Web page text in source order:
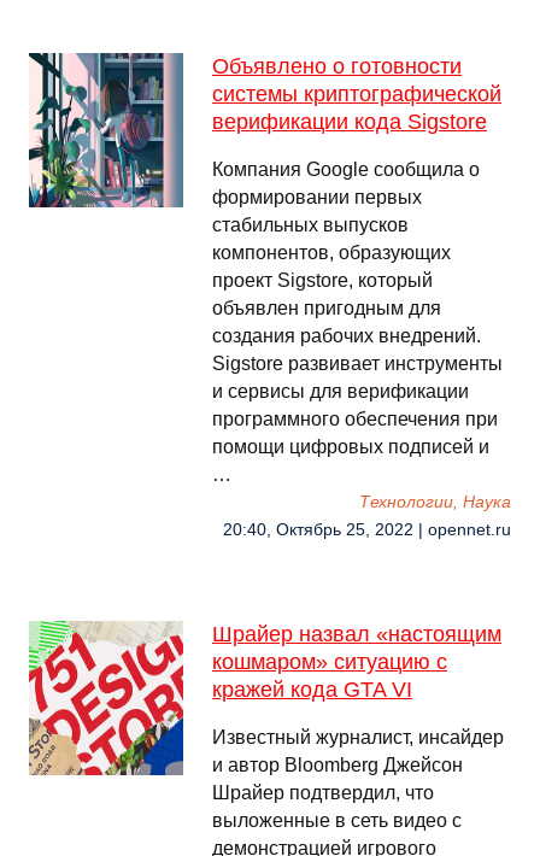
Объявлено о готовности
системы криптографической
верификации кода Sigstore
Компания Google сообщила о
формировании первых
стабильных выпусков
компонентов, образующих
проект Sigstore, который
объявлен пригодным для
создания рабочих внедрений.
Sigstore развивает инструменты
и сервисы для верификации
программного обеспечения при
помощи цифровых подписей и
…
Технологии, Наука
20:40, Октябрь 25, 2022 | opennet.ru
Шрайер назвал «настоящим
кошмаром» ситуацию с
кражей кода GTA VI
Известный журналист, инсайдер
и автор Bloomberg Джейсон
Шрайер подтвердил, что
выложенные в сеть видео с
демонстрацией игрового